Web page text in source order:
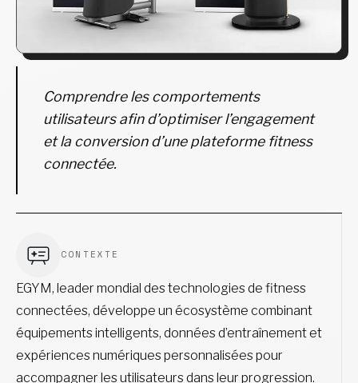
Comprendre les comportements
utilisateurs afin d’optimiser l’engagement
et la conversion d’une plateforme fitness
connectée.
CONTEXTE
EGYM, leader mondial des technologies de fitness
connectées, développe un écosystème combinant
équipements intelligents, données d’entraînement et
expériences numériques personnalisées pour
accompagner les utilisateurs dans leur progression.